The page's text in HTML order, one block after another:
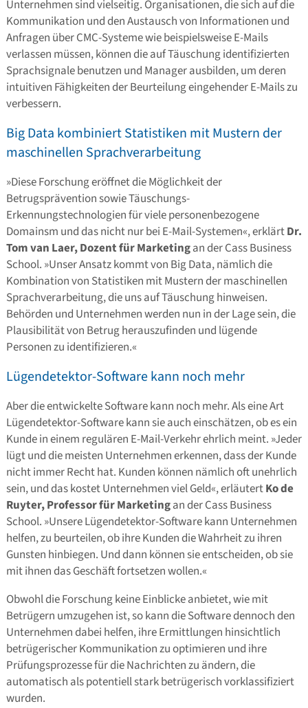
Unternehmen sind vielseitig. Organisationen, die sich auf die
Kommunikation und den Austausch von Informationen und
Anfragen über CMC-Systeme wie beispielsweise E-Mails
verlassen müssen, können die auf Täuschung identifizierten
Sprachsignale benutzen und Manager ausbilden, um deren
intuitiven Fähigkeiten der Beurteilung eingehender E-Mails zu
verbessern.
Big Data kombiniert Statistiken mit Mustern der
maschinellen Sprachverarbeitung
»Diese Forschung eröffnet die Möglichkeit der
Betrugsprävention sowie Täuschungs-
Erkennungstechnologien für viele personenbezogene
Domainsm und das nicht nur bei E-Mail-Systemen«, erklärtDr.
Tom van Laer, Dozent für Marketingan der Cass Business
School. »Unser Ansatz kommt von Big Data, nämlich die
Kombination von Statistiken mit Mustern der maschinellen
Sprachverarbeitung, die uns auf Täuschung hinweisen.
Behörden und Unternehmen werden nun in der Lage sein, die
Plausibilität von Betrug herauszufinden und lügende
Personen zu identifizieren.«
Lügendetektor-Software kann noch mehr
Aber die entwickelte Software kann noch mehr. Als eine Art
Lügendetektor-Software kann sie auch einschätzen, ob es ein
Kunde in einem regulären E-Mail-Verkehr ehrlich meint. »Jeder
lügt und die meisten Unternehmen erkennen, dass der Kunde
nicht immer Recht hat. Kunden können nämlich oft unehrlich
sein, und das kostet Unternehmen viel Geld«, erläutertKo de
Ruyter, Professor für Marketingan der Cass Business
School. »Unsere Lügendetektor-Software kann Unternehmen
helfen, zu beurteilen, ob ihre Kunden die Wahrheit zu ihren
Gunsten hinbiegen. Und dann können sie entscheiden, ob sie
mit ihnen das Geschäft fortsetzen wollen.«
Obwohl die Forschung keine Einblicke anbietet, wie mit
Betrügern umzugehen ist, so kann die Software dennoch den
Unternehmen dabei helfen, ihre Ermittlungen hinsichtlich
betrügerischer Kommunikation zu optimieren und ihre
Prüfungsprozesse für die Nachrichten zu ändern, die
automatisch als potentiell stark betrügerisch vorklassifiziert
wurden.